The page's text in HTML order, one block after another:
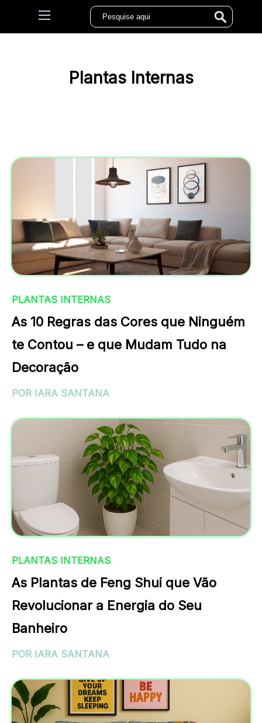
Plantas Internas
PLANTAS INTERNAS
As 10 Regras das Cores que Ninguém
te Contou – e que Mudam Tudo na
Decoração
POR IARA SANTANA
PLANTAS INTERNAS
As Plantas de Feng Shui que Vão
Revolucionar a Energia do Seu
Banheiro
POR IARA SANTANA